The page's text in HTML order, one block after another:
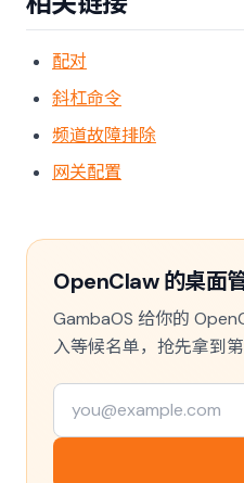
配对
斜杠命令
频道故障排除
网关配置
OpenClaw 的桌面
GambaOS 给你的
入等候名单，抢先拿到第